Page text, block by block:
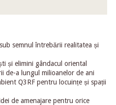
semnul întrebării realitatea și
și elimini gândacul oriental
de-a lungul milioanelor de ani
Q3RF pentru locuințe și spații
de amenajare pentru orice